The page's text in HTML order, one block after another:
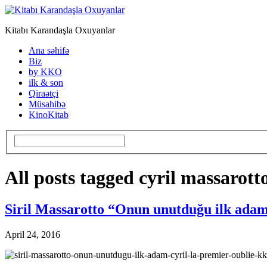
Kitabı Karandaşla Oxuyanlar
Ana səhifə
Biz
by KKO
ilk & son
Qiraətçi
Müsahibə
KinoKitab
All posts tagged cyril
Siril Massarotto “Onun unutduğu ilk
April 24, 2016